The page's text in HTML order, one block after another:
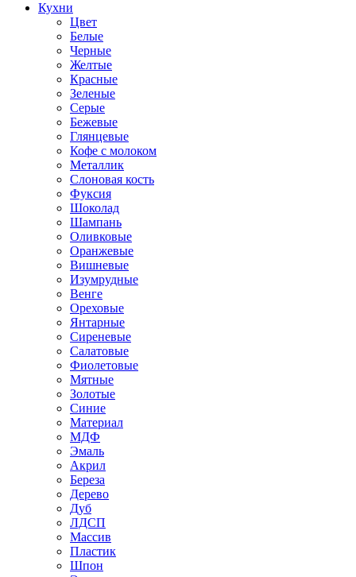
Кухни
Цвет
Белые
Черные
Желтые
Красные
Зеленые
Серые
Бежевые
Глянцевые
Кофе с молоком
Металлик
Слоновая кость
Фуксия
Шоколад
Шампань
Оливковые
Оранжевые
Вишневые
Изумрудные
Венге
Ореховые
Янтарные
Сиреневые
Салатовые
Фиолетовые
Мятные
Золотые
Синие
Материал
МДФ
Эмаль
Акрил
Береза
Дерево
Дуб
ЛДСП
Массив
Пластик
Шпон